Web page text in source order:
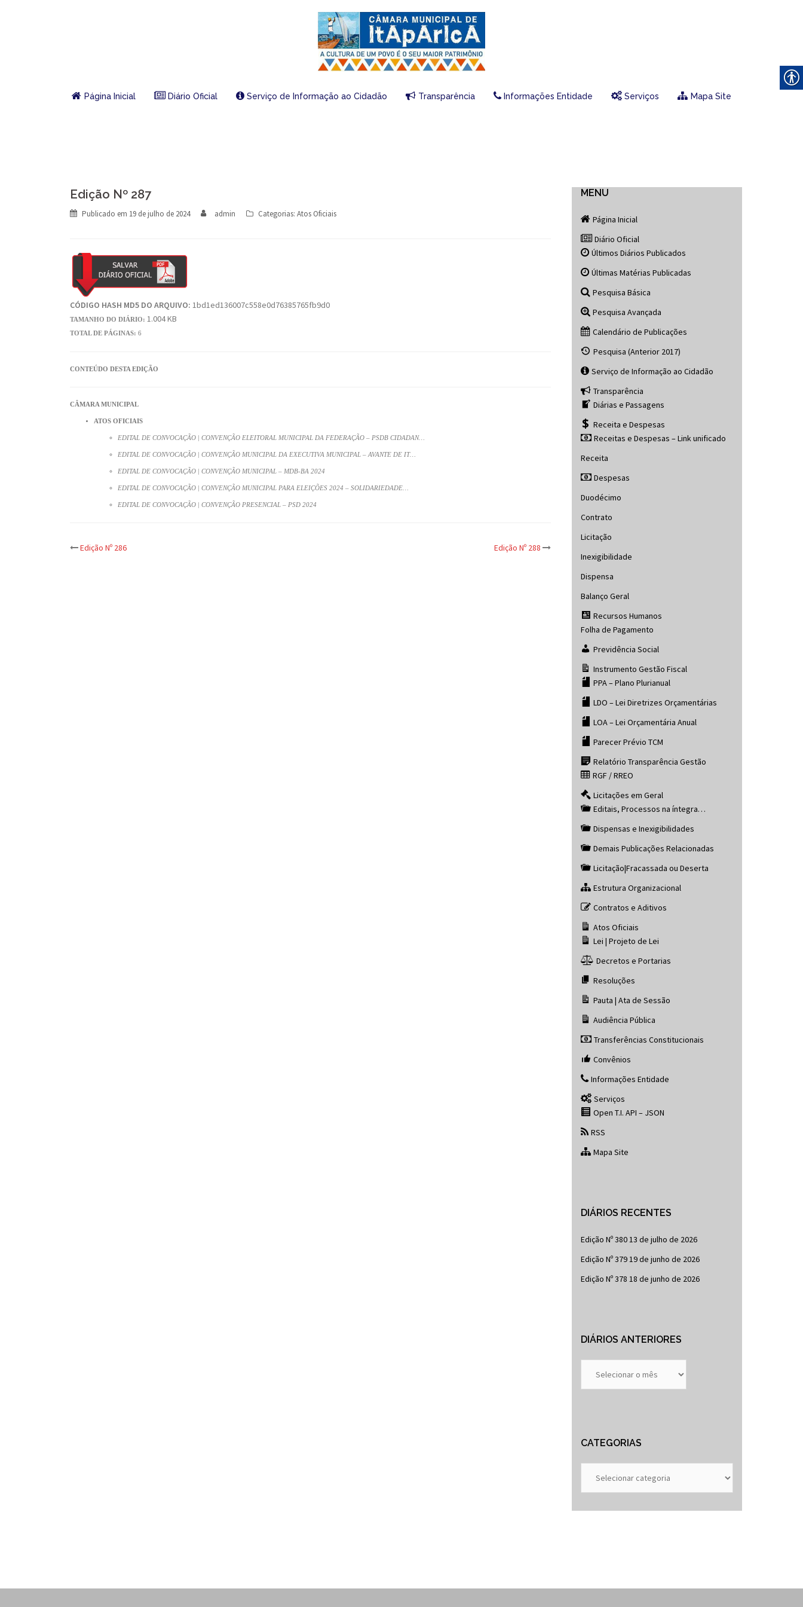
Página Inicial Diário Oficial Serviço de Informação ao Cidadão Transparência Informações Entidade Serviços Mapa Site
Edição Nº 287
Publicado em 19 de julho de 2024 admin Categorias: Atos Oficiais
CÓDIGO HASH MD5 DO ARQUIVO: 1bd1ed136007c558e0d76385765fb9d0
TAMANHO DO DIÁRIO: 1.004 KB
TOTAL DE PÁGINAS: 6
CONTEÚDO DESTA EDIÇÃO
CÂMARA MUNICIPAL
ATOS OFICIAIS
EDITAL DE CONVOCAÇÃO | CONVENÇÃO ELEITORAL MUNICIPAL DA FEDERAÇÃO – PSDB CIDADAN…
EDITAL DE CONVOCAÇÃO | CONVENÇÃO MUNICIPAL DA EXECUTIVA MUNICIPAL – AVANTE DE IT…
EDITAL DE CONVOCAÇÃO | CONVENÇÃO MUNICIPAL – MDB-BA 2024
EDITAL DE CONVOCAÇÃO | CONVENÇÃO MUNICIPAL PARA ELEIÇÕES 2024 – SOLIDARIEDADE…
EDITAL DE CONVOCAÇÃO | CONVENÇÃO PRESENCIAL – PSD 2024
Post
Edição Nº 286 Edição Nº 288
MENU
Página Inicial
Diário Oficial
Últimos Diários Publicados
Últimas Matérias Publicadas
Pesquisa Básica
Pesquisa Avançada
Calendário de Publicações
Pesquisa (Anterior 2017)
Serviço de Informação ao Cidadão
Transparência
Diárias e Passagens
Receita e Despesas
Receitas e Despesas – Link unificado
Receita
Despesas
Duodécimo
Contrato
Licitação
Inexigibilidade
Dispensa
Balanço Geral
Recursos Humanos
Folha de Pagamento
Previdência Social
Instrumento Gestão Fiscal
PPA – Plano Plurianual
LDO – Lei Diretrizes Orçamentárias
LOA – Lei Orçamentária Anual
Parecer Prévio TCM
Relatório Transparência Gestão
RGF / RREO
Licitações em Geral
Editais, Processos na íntegra…
Dispensas e Inexigibilidades
Demais Publicações Relacionadas
Licitação|Fracassada ou Deserta
Estrutura Organizacional
Contratos e Aditivos
Atos Oficiais
Lei | Projeto de Lei
Decretos e Portarias
Resoluções
Pauta | Ata de Sessão
Audiência Pública
Transferências Constitucionais
Convênios
Informações Entidade
Serviços
Open T.I. API – JSON
RSS
Mapa Site
DIÁRIOS RECENTES
Edição Nº 38013 de julho de 2026
Edição Nº 37919 de junho de 2026
Edição Nº 378 18 de junho de 2026
DIÁRIOS ANTERIORES
Anteriores
CATEGORIAS